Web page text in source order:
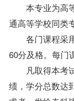
本专业为高等
通高等学校同类
各门课程采
60分及格。每门
凡取得本考试
绩，学分总数达